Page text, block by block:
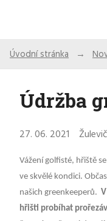
Úvodní stránka
Údržba
27. 06. 2021
Vážení golfisté, hřiště
ve skvělé kondici.
našich greenkeeperů.
hřišti probíhat